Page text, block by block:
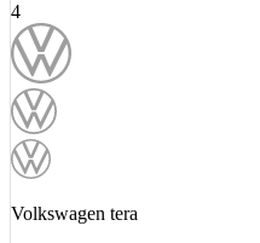
4
Volkswagen tera